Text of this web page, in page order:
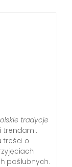
tradycje
trendami.
treści o
poślubnych.